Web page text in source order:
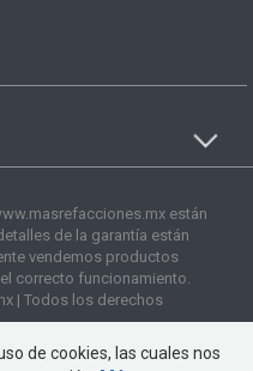
están
de la garantía están
vendemos productos
correcto funcionamiento.
| Todos los derechos
de cookies, las cuales nos